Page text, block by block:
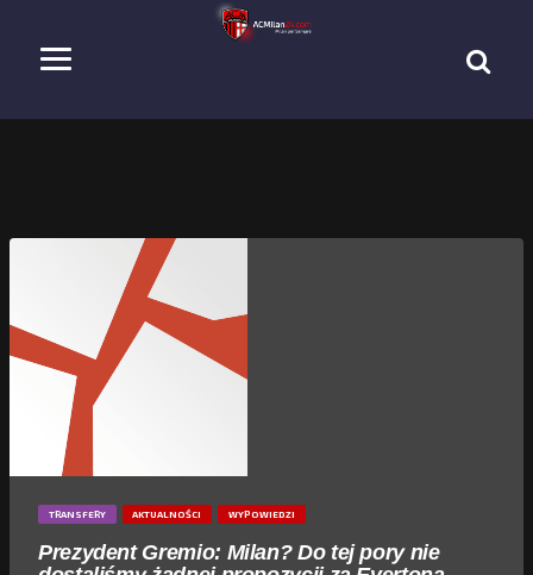
TRANSFERY AKTUALNOŚCI WYPOWIEDZI
Prezydent Gremio: Milan? Do tej pory nie